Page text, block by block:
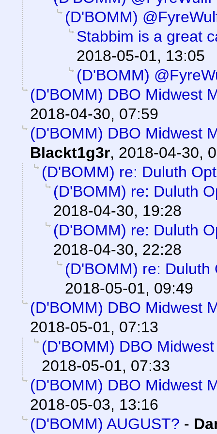
(D'BOMM)
Stabbim is a great
2018-05-01, 13:05
(D'BOMM)
(D'BOMM) DBO Midwest
2018-04-30, 07:59
(D'BOMM) DBO Midwest
Blackt1g3r, 2018-04-30,
(D'BOMM) re: Duluth
(D'BOMM) re: Duluth
2018-04-30, 19:28
(D'BOMM) re: Duluth
2018-04-30, 22:28
(D'BOMM) re: Duluth
2018-05-01, 09:49
(D'BOMM) DBO Midwest
2018-05-01, 07:13
(D'BOMM) DBO
2018-05-01, 07:33
(D'BOMM) DBO Midwest
2018-05-03, 13:16
(D'BOMM) AUGUST? -